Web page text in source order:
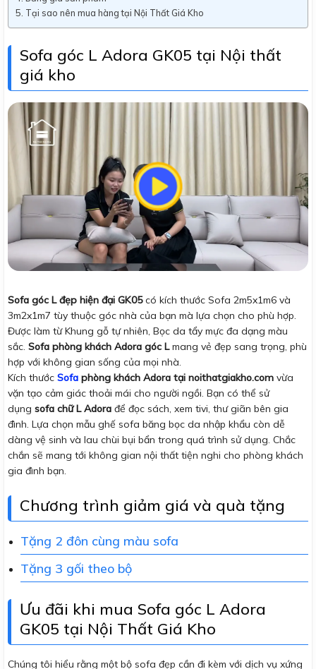
Tại sao nên mua hàng tại Nội Thất Giá Kho
Sofa góc L Adora GK05 tại Nội thất
giá kho
Sofa góc L đẹp hiện đại GK05có kích thước Sofa 2m5x1m6 và
3m2x1m7 tùy thuộc góc nhà của bạn mà lựa chọn cho phù hợp.
Được làm từ Khung gỗ tự nhiên, Bọc da tẩy mực đa dạng màu
sắc. Sofa phòng khách Adora góc Lmang vẻ đẹp sang trọng, phù
hợp với không gian sống của mọi nhà.
Kích thước Sofa phòng khách Adora tại noithatgiakho.com vừa
vặn tạo cảm giác thoải mái cho người ngồi. Bạn có thể sử
dụng sofa chữ L Adora để đọc sách, xem tivi, thư giãn bên gia
đình. Lựa chọn mẫu ghế sofa băng bọc da nhập khẩu còn dễ
dàng vệ sinh và lau chùi bụi bẩn trong quá trình sử dụng. Chắc
chắn sẽ mang tới không gian nội thất tiện nghi cho phòng khách
gia đình bạn.
Chương trình giảm giá và quà tặng
Tặng 2 đôn cùng màu sofa
Tặng 3 gối theo bộ
Ưu đãi khi mua Sofa góc L Adora
GK05 tại Nội Thất Giá Kho
Chúng tôi hiểu rằng một bộ sofa đẹp cần đi kèm với dịch vụ xứng